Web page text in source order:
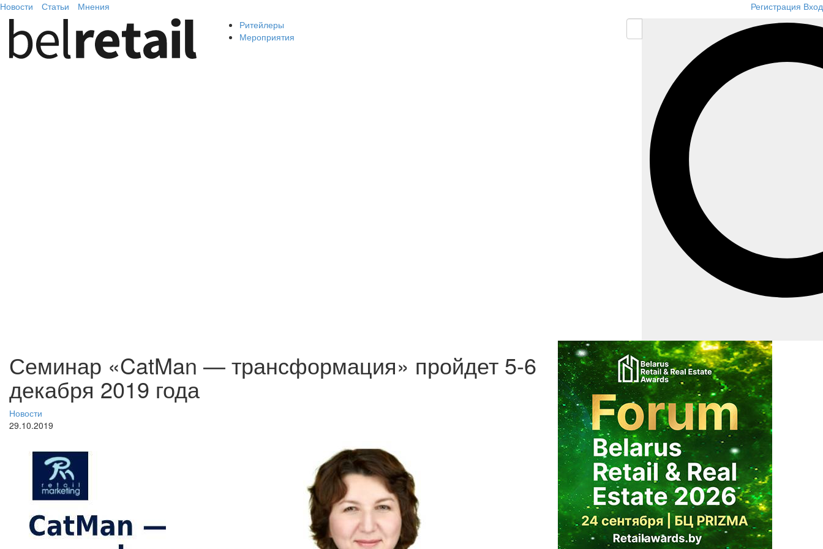
Новости Статьи Мнения Регистрация Вход
Ритейлеры
Мероприятия
Семинар «CatMan — трансформация» пройдет 5-6
декабря 2019 года
Новости
29.10.2019